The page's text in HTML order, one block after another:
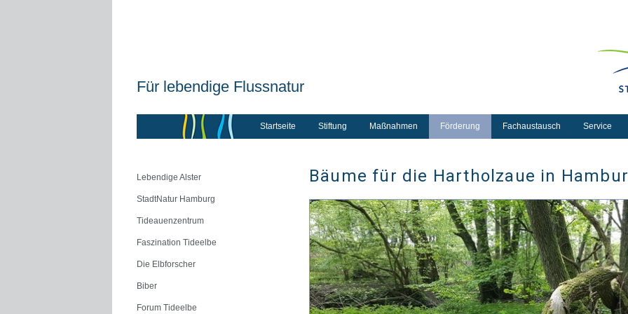
Für lebendige Flussnatur
Startseite Stiftung Maßnahmen Förderung Fachaustausch Service
Lebendige Alster
StadtNatur Hamburg
Tideauenzentrum
Faszination Tideelbe
Die Elbforscher
Biber
Forum Tideelbe
Bäume für die Hartholzaue in